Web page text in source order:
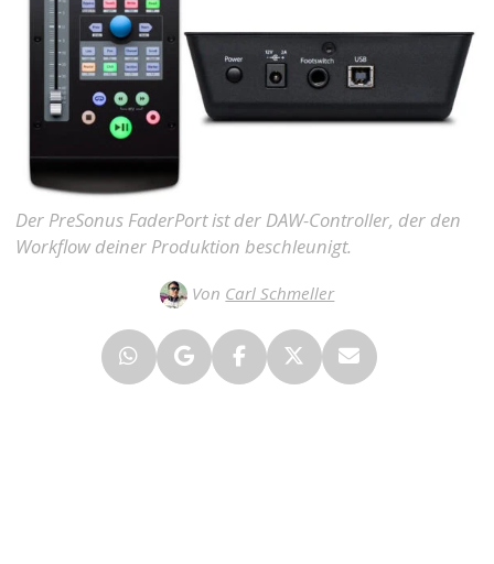
Der PreSonus FaderPort ist der DAW-Controller, der den
Workflow deiner Produktion beschleunigt.
Von Carl Schmeller